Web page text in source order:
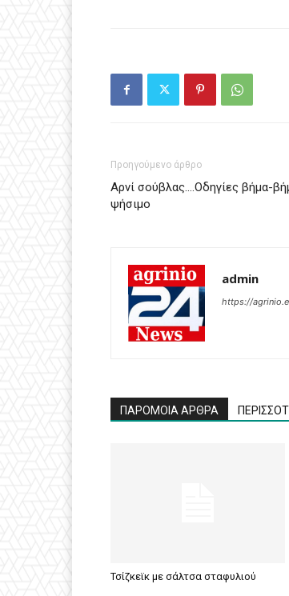
Προηγούμενο άρθρο
Αρνί σούβλας….Οδηγίες βήμα-
ψήσιμο
admin
https://
ΠΑΡΟΜΟΙΑ ΑΡΘΡΑ
Τσίζκεϊκ με σάλτσα σταφυλιού